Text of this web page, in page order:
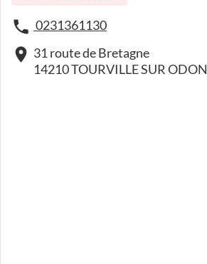
0231361130
31 route de Bretagne
14210 TOURVILLE SUR ODON